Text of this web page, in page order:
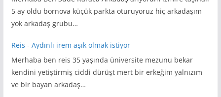
5 ay oldu bornova küçük parkta oturuyoruz hiç arkadaşım
yok arkadaş grubu…
Reis - Aydınlı irem aşık olmak istiyor
Merhaba ben reis 35 yaşında üniversite mezunu bekar
kendini yetiştirmiş ciddi dürüşt mert bir erkeğim yalnızım
ve bir bayan arkadaş…